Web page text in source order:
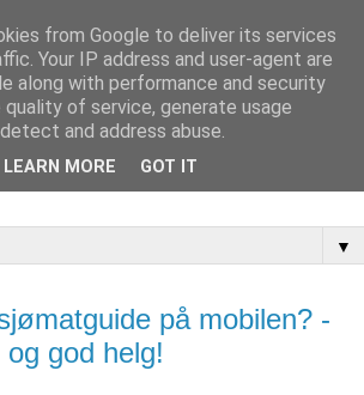
▼
på mobilen? -
god helg!
from Google to deliver its services
Your IP address and user-agent are
along with performance and security
of service, generate usage
and address abuse.
LEARN MORE GOT IT